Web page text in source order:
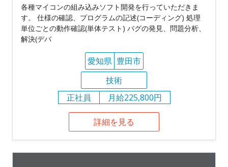
各種マイコンの組み込みソフト開発を行っていただきま
す。 仕様の確認、プログラムの記述(コーディング) 処理
単位ごとの動作確認(単体テスト) バグの発見、問題分析、
解決(デバ
愛知県 豊田市
技術
正社員
月給225,800円
詳細を見る